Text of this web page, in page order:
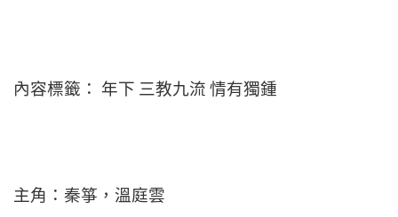
內容標籤： 年下 三教九流 情有獨鍾
主角：秦箏，溫庭雲